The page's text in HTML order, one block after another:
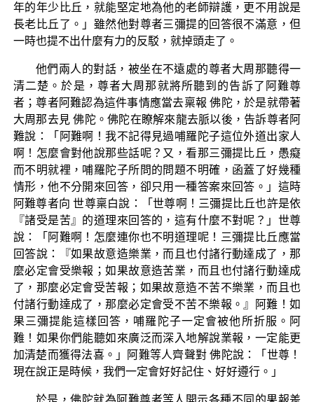
年的年少比丘，就能堅定地為他的老師辯護，更不用說是
長老比丘了。」雖然他對尊者三彌提的回答很不滿意，但
一時也提不出什麼有力的反駁，就掉頭走了。
他們兩人的對話，被坐在不遠處的尊者大周那聽得一
清二楚。於是，尊者大周那就將所聽到的告訴了阿難尊
者；尊者阿難認為這件事情應當去稟報 佛陀，於是就帶著
大周那去見 佛陀。佛陀在瞭解來龍去脈以後，告訴尊者阿
難說：「阿難啊！我不記得見過哺羅陀子這位外道出家人
啊！怎麼會對他說那些話呢？又，看那三彌提比丘，愚癡
而不明就裡，哺羅陀子所問的問題不明確，函蓋了好幾種
情形，他不分開來回答，卻只用一種答案來回答。」這時
阿難尊者向 世尊稟白說：「世尊啊！三彌提比丘也許是依
『諸受是苦』的道理來回答的，這有什麼不對呢？」世尊
說：「阿難啊！怎麼連你也不明道理呢！三彌提比丘應當
回答說：『如果故意造樂業，而且也付諸行動達成了，那
麼必定會受樂報；如果故意造苦業，而且也付諸行動達成
了，那麼必定會受苦報；如果故意造不苦不樂業，而且也
付諸行動達成了，那麼必定會受不苦不樂報。』阿難！如
果三彌提能這樣回答，哺羅陀子一定會被他所折服。阿
難！如果你們能聽如來廣泛而深入地解說業報，一定能更
加清楚而獲得法喜。」阿難等人齊聲對 佛陀說：「世尊！
現在說正是時候，我們一定會好好記住、好好遵行。」
於是，佛陀就為阿難尊者等人開示各種不同的果報差